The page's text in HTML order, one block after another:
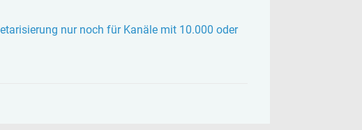
nur noch für Kanäle mit 10.000 oder